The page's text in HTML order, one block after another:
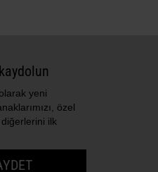
yeni
özel
diğerlerini ilk